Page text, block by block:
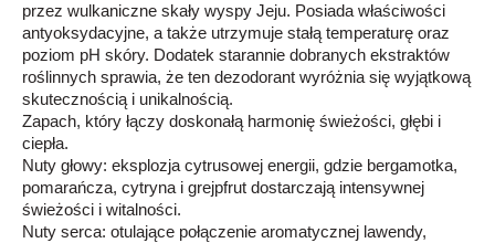
przez wulkaniczne skały wyspy Jeju. Posiada właściwości
antyoksydacyjne, a także utrzymuje stałą temperaturę oraz
poziom pH skóry. Dodatek starannie dobranych ekstraktów
roślinnych sprawia, że ten dezodorant wyróżnia się wyjątkową
skutecznością i unikalnością.
Zapach, który łączy doskonałą harmonię świeżości, głębi i
ciepła.
Nuty głowy: eksplozja cytrusowej energii, gdzie bergamotka,
pomarańcza, cytryna i grejpfrut dostarczają intensywnej
świeżości i witalności.
Nuty serca: otulające połączenie aromatycznej lawendy,